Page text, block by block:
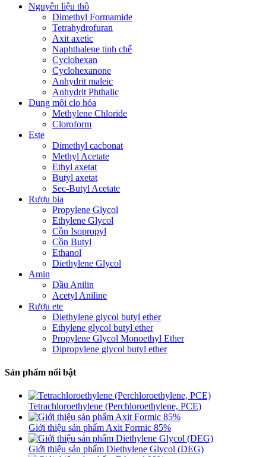
Nguyên liệu thô
Dimethyl Formamide
Tetrahydrofuran
Axit axetic
Naphthalene tinh chế
Cyclohexan
Cyclohexanone
Anhydrit maleic
Anhydrit Phthalic
Dung môi clo hóa
Methylene Chloride
Cloroform
Este
Dimethyl cacbonat
Methyl Acetate
Ethyl axetat
Butyl axetat
Sec-Butyl Acetate
Rượu bia
Propylene Glycol
Ethylene Glycol
Cồn Isopropyl
Cồn Butyl
Ethanol
Diethylene Glycol
Amin
Dầu Anilin
Acetyl Aniline
Rượu ete
Diethylene glycol butyl ether
Ethylene glycol butyl ether
Propylene Glycol Monoethyl Ether
Dipropylene glycol butyl ether
Sản phẩm nổi bật
Tetrachloroethylene (Perchloroethylene, PCE)
Giới thiệu sản phẩm Axit Formic 85%
Giới thiệu sản phẩm Diethylene Glycol (DEG)